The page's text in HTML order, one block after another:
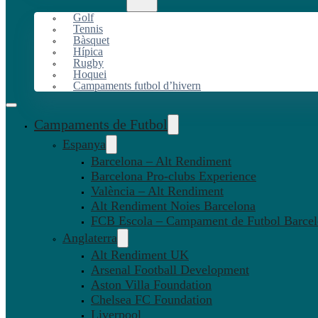
Golf
Tennis
Bàsquet
Hípica
Rugby
Hoquei
Campaments futbol d’hivern
Campaments de Futbol
Espanya
Barcelona – Alt Rendiment
Barcelona Pro-clubs Experience
València – Alt Rendiment
Alt Rendiment Noies Barcelona
FCB Escola – Campament de Futbol
Anglaterra
Alt Rendiment UK
Arsenal Football Development
Aston Villa Foundation
Chelsea FC Foundation
Liverpool